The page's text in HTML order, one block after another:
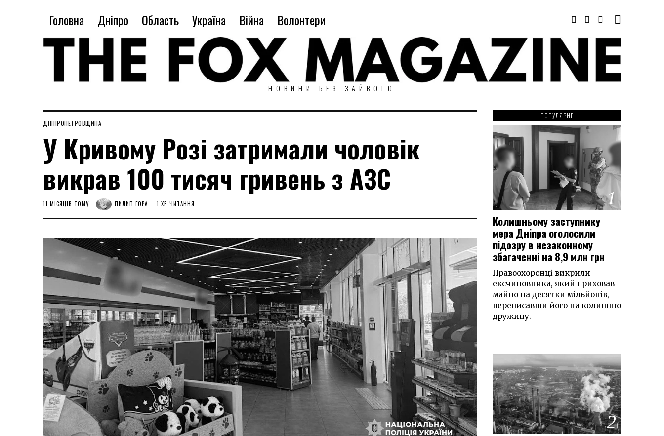
Головна Дніпро Область Україна Війна Волонтери
НОВИНИ БЕЗ ЗАЙВОГО
ДНІПРОПЕТРОВЩИНА
У Кривому Розі затримали чоловік
викрав 100 тисяч гривень з АЗС
11 МІСЯЦІВ ТОМУ ПИЛИП ГОРА 1 ХВ ЧИТАННЯ
ПОПУЛЯРНЕ
1
Колишньому заступнику
мера Дніпра оголосили
підозру в незаконному
збагаченні на 8,9 млн грн
Правоохоронці викрили
ексчиновника, який приховав
майно на десятки мільйонів,
переписавши його на колишню
дружину.
2